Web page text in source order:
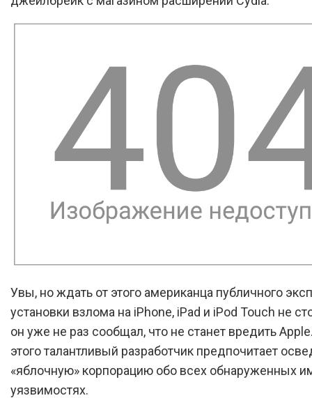
Увы, но ждать от этого американца публичного
установки взлома на iPhone, iPad и iPod Touch не
он уже не раз сообщал, что не станет вредить
этого талантливый разработчик предпочитает
«яблочную» корпорацию обо всех обнаруженных
уязвимостях.